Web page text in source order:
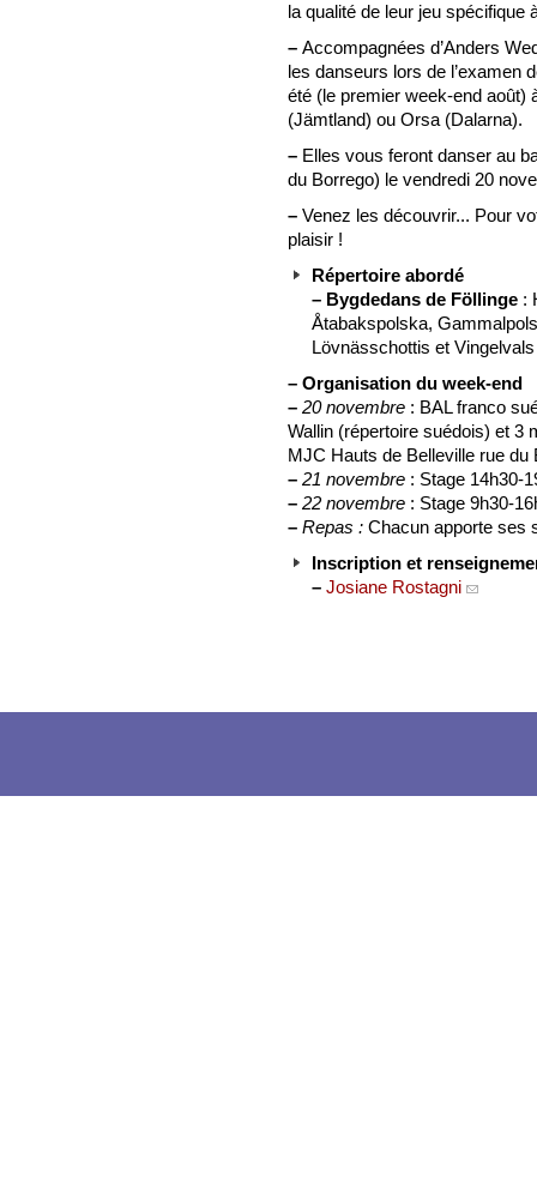
la qualité de leur jeu spécifique
– Accompagnées d’Anders
les danseurs lors de l’examen
été (le premier week-end août)
(Jämtland) ou Orsa (Dalarna).
– Elles vous feront danser au
du Borrego) le vendredi 20
– Venez les découvrir... Pour
plaisir !
Répertoire abordé
– Bygdedans de Föllinge :
Åtabakspolska,
Lövnässchottis et Vingelvals
– Organisation du week-end
– 20 novembre : BAL franco
Wallin (répertoire suédois) et 3
MJC Hauts de Belleville rue du
– 21 novembre : Stage 14h30-
– 22 novembre : Stage 9h30-
– Repas : Chacun apporte ses
Inscription et
– Josiane Rostagni